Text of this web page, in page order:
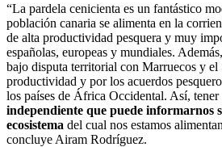
“La pardela cenicienta es un fantástico
población canaria se alimenta en la
de alta productividad pesquera y muy
españolas, europeas y mundiales.
bajo disputa territorial con Marruecos y el
productividad y por los acuerdos
los países de África Occidental. Así, tener
independiente que puede informarnos
ecosistema del cual nos estamos
concluye Airam Rodríguez.